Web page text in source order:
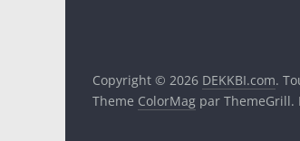
Copyright © 2026 DEKKBI.com.
Theme ColorMag par ThemeGrill.